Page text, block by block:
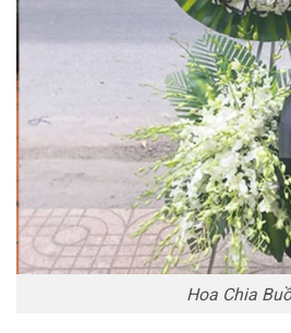
Hoa Chia